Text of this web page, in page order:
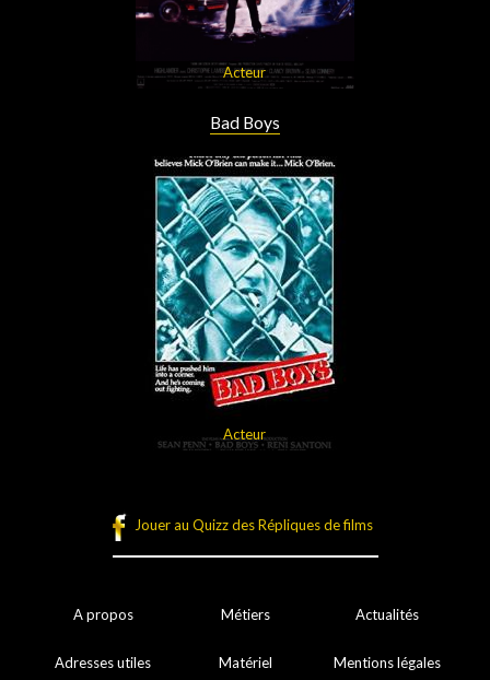
Acteur
Bad Boys
Acteur
Jouer au Quizz des Répliques de films
A propos Métiers Actualités
Adresses utiles Matériel Mentions légales